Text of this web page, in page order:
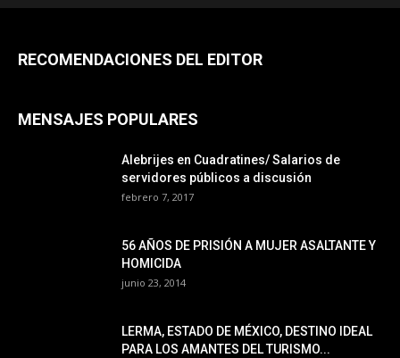
RECOMENDACIONES DEL EDITOR
MENSAJES POPULARES
Alebrijes en Cuadratines/ Salarios de
servidores públicos a discusión
febrero 7, 2017
56 AÑOS DE PRISIÓN A MUJER ASALTANTE Y
HOMICIDA
junio 23, 2014
LERMA, ESTADO DE MÉXICO, DESTINO IDEAL
PARA LOS AMANTES DEL TURISMO...